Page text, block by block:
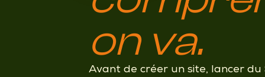
on va.
Avant de créer un site, lancer du